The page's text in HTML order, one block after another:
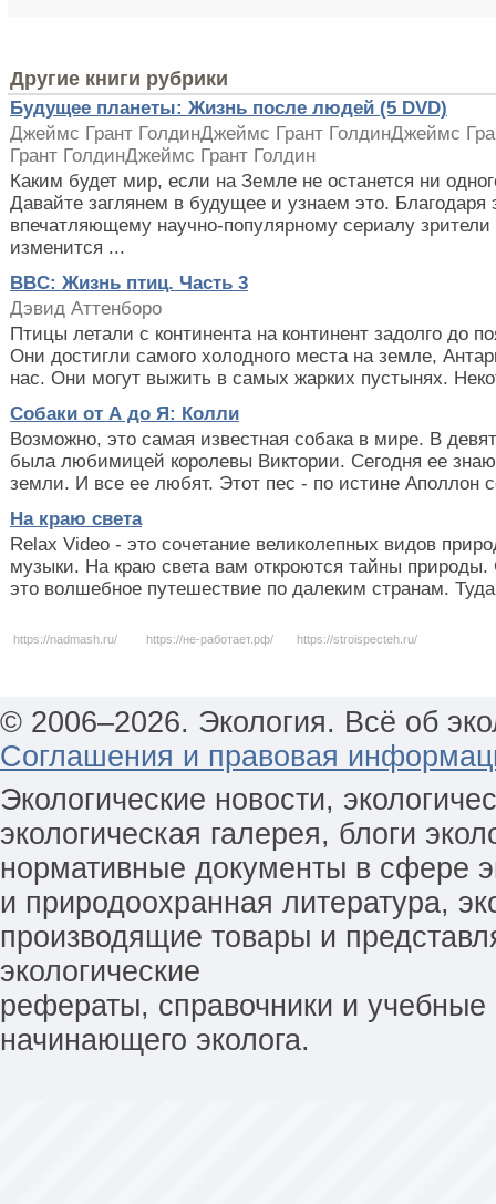
Другие книги рубрики
Будущее планеты: Жизнь после людей (5 DVD)
Джеймс Грант ГолдинДжеймс Грант ГолдинДжеймс
Грант ГолдинДжеймс Грант Голдин
Каким будет мир, если на Земле не останется ни
Давайте заглянем в будущее и узнаем это. Благодаря
впечатляющему научно-популярному сериалу зрители
изменится ...
BBC: Жизнь птиц. Часть 3
Дэвид Аттенборо
Птицы летали с континента на континент задолго до
Они достигли самого холодного места на земле,
нас. Они могут выжить в самых жарких пустынях.
Собаки от А до Я: Колли
Возможно, это самая известная собака в мире. В
была любимицей королевы Виктории. Сегодня ее
земли. И все ее любят. Этот пес - по истине Аполлон
На краю света
Relax Video - это сочетание великолепных видов
музыки. На краю света вам откроются тайны природы.
это волшебное путешествие по далеким странам.
https://nadmash.ru/ https://не-работает.рф/ https://stroispecteh.ru/
© 2006–2026. Экология. Всё об
Соглашения и правовая
Экологические новости,
экологическая галерея, блоги
нормативные документы в сфере
и природоохранная литература,
производящие товары и
экологические
рефераты, справочники и
начинающего эколога.